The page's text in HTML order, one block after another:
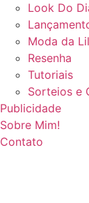
Look Do
Moda da
Resenha
Tutoriais
Sorteios e
Publicidade
Sobre Mim!
Contato